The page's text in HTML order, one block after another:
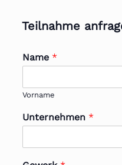
Teilnahme
Name *
Vorname
Unternehmen *